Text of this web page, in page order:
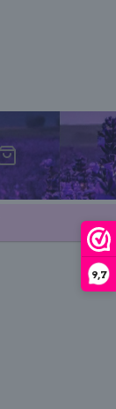
9,7